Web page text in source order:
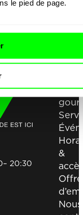
le pied de page.
– 20:30
&
Nous